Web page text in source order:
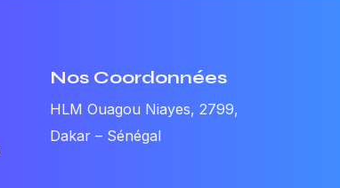
Nos Coordonnées
HLM Ouagou Niayes, 2799,
Dakar – Sénégal